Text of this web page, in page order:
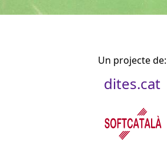
Un projecte de:
dites.cat